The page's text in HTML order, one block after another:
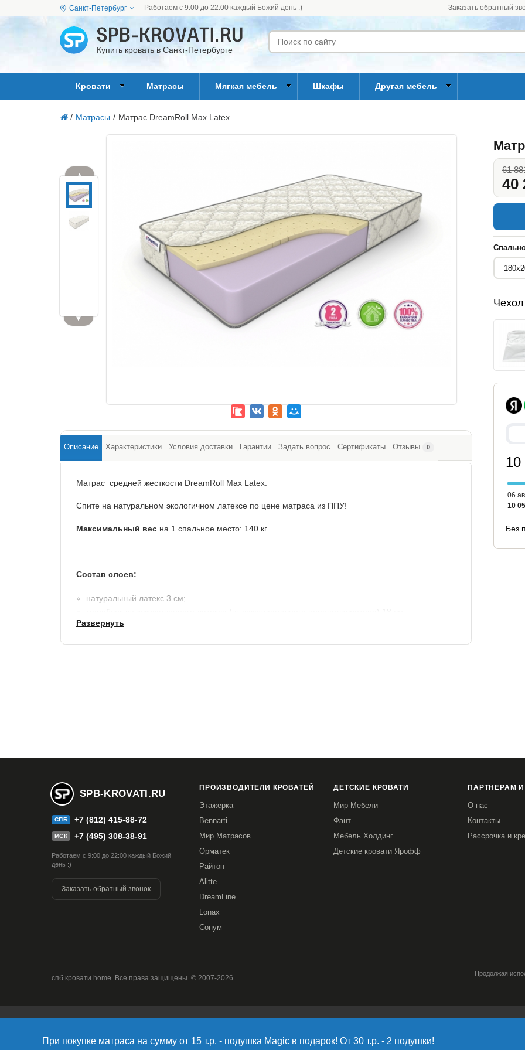
Санкт-Петербург Работаем с 9:00 до 22:00 каждый Божий день :) Заказать обратный
Купить кровать в Санкт-Петербурге
Кровати Матрасы Мягкая мебель Шкафы Другая мебель
/ Матрасы / Матрас DreamRoll Max Latex
▲
▼
61
40
Чехол
10
06
10
Без
Описание Характеристики Условия доставки Гарантии Задать вопрос Сертификаты Отзывы 0
Матрас средней жесткости DreamRoll Max Latex.
Спите на натуральном экологичном латексе по цене матраса из ППУ!
Максимальный вес на 1 спальное место: 140 кг.
Состав слоев:
натуральный латекс 3 см;
чехол: Lux, ткань из хлопкового жаккарда (состав: хлопок 40%, полиэстер 60%). Простеган на
Развернуть
При покупке матраса на сумму от 15 т.р. - подушка Magic в подарок! От 30 т.р. - 2 подушки!
SPB-KROVATI.RU
СПБ +7 (812) 415-88-72
МСК +7 (495) 308-38-91
Работаем с 9:00 до 22:00 каждый Божий
день :)
Заказать обратный звонок
ПРОИЗВОДИТЕЛИ КРОВАТЕЙ
Этажерка
Bennarti
Мир Матрасов
Орматек
Райтон
Alitte
DreamLine
Lonax
Сонум
ДЕТСКИЕ КРОВАТИ
Мир Мебели
Фант
Мебель Холдинг
Детские кровати Ярофф
ПАРТНЕРАМ
О нас
Контакты
Рассрочка и
спб кровати home. Все права защищены. © 2007-2026
Продолжая
версия Браузера; тип устройства и разрешение его экрана; источник откуда пришел на сайт пользователь; с какого сайта или по какой
Браузера; какие страницы открывает и на какие кнопки нажимает пользователь; ip-адрес) в целях функционирования сайта, проведения